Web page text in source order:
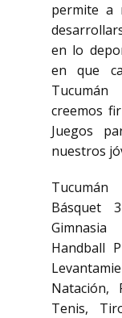
permite a
en lo
en que
creemos
Juegos
nuestros
Básquet
Gimnasia
Handball
Natación,
Tenis,